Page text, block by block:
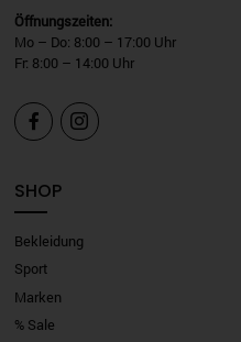
Öffnungszeiten:
Mo – Do: 8:00 – 17:00 Uhr
Fr: 8:00 – 14:00 Uhr
 
SHOP
Bekleidung
Sport
Marken
% Sale